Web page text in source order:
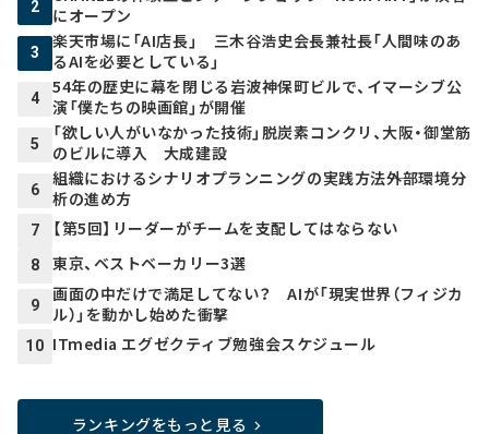
2
にオープン
3
楽天市場に「AI店長」 三木谷浩史会長兼社長「人間味のあ
るAIを必要としている」
4
54年の歴史に幕を閉じる岩波神保町ビルで、イマーシブ公
演「僕たちの映画館」が開催
5
「欲しい人がいなかった技術」脱炭素コンクリ、大阪・御堂筋
のビルに導入 大成建設
6
組織におけるシナリオプランニングの実践方法――外部環境分
析の進め方
7 【第5回】リーダーがチームを支配してはならない
8 東京、ベストベーカリー3選
9
画面の中だけで満足してない？ AIが「現実世界（フィジカ
ル）」を動かし始めた衝撃
10 ITmedia エグゼクティブ勉強会スケジュール
ランキングをもっと見る